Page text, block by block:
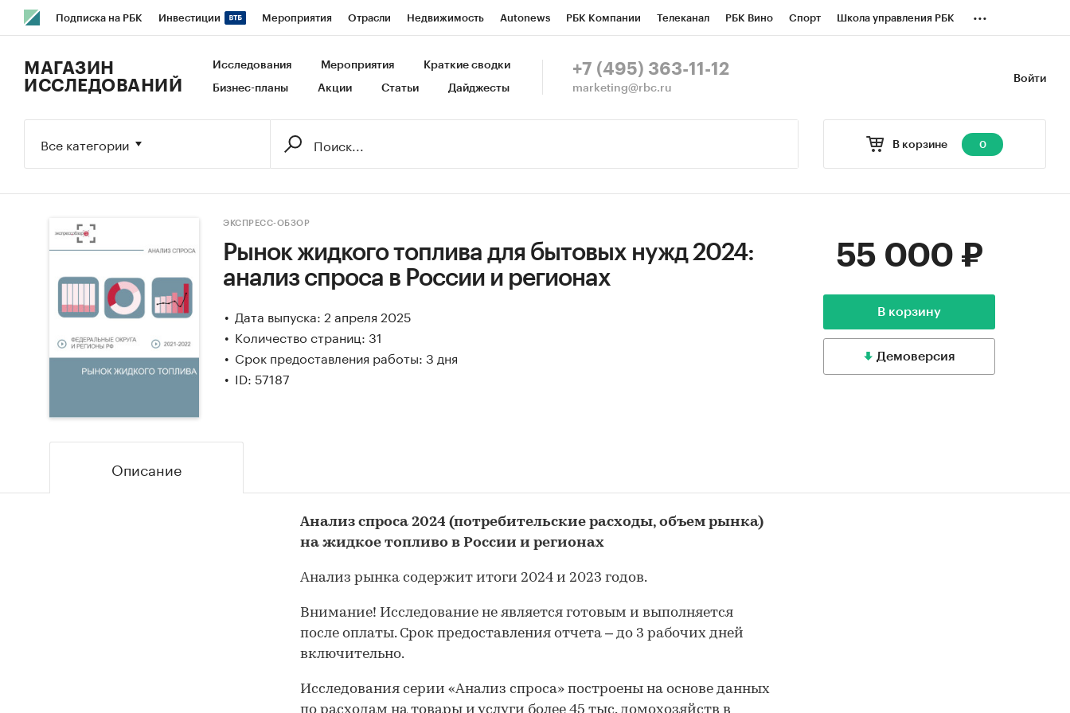
Подписка на РБК Инвестиции Мероприятия Отрасли Недвижимость Autonews РБК Компании Телеканал РБК Вино Спорт Школа управления РБК
Исследования Кредитные рейтинги Франшизы Газета Спецпроекты СПб Конференции СПб Спецпроекты
...
Войти
МАГАЗИН
ИССЛЕДОВАНИЙ
Исследования Мероприятия Краткие сводки
Бизнес-планы Акции Статьи Дайджесты
+7 (495) 363-11-12
marketing@rbc.ru
В корзине 0
Все категории
ЭКСПРЕСС-ОБЗОР
Рынок жидкого топлива для бытовых нужд 2024:
анализ спроса в России и регионах
Дата выпуска: 2 апреля 2025
Количество страниц: 31
Срок предоставления работы: 3 дня
ID: 57187
55 000 ₽
В корзину
Демоверсия
Описание
Анализ спроса 2024 (потребительские расходы, объем рынка)
на жидкое топливо в России и регионах
Анализ рынка содержит итоги 2024 и 2023 годов.
Внимание! Исследование не является готовым и выполняется
после оплаты. Срок предоставления отчета – до 3 рабочих дней
включительно.
Исследования серии «Анализ спроса» построены на основе данных
по расходам на товары и услуги более 45 тыс. домохозяйств в